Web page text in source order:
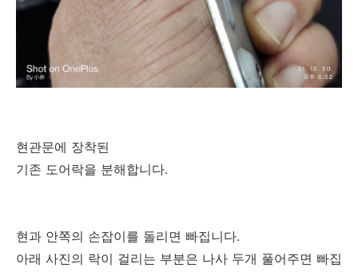
현관문에 장착된
기존 도어락을 분해합니다.
현과 안쪽의 손잡이를 돌리면 빠집니다.
아래 사진의 락이 걸리는 부분은 나사 두개 풀어주면 빠집